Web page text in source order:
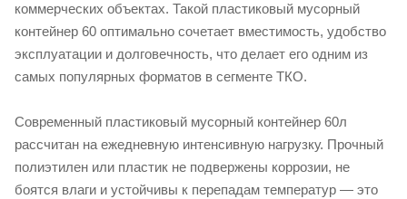
коммерческих объектах. Такой пластиковый мусорный
контейнер 60 оптимально сочетает вместимость, удобство
эксплуатации и долговечность, что делает его одним из
самых популярных форматов в сегменте ТКО.
Современный пластиковый мусорный контейнер 60л
рассчитан на ежедневную интенсивную нагрузку. Прочный
полиэтилен или пластик не подвержены коррозии, не
боятся влаги и устойчивы к перепадам температур — это